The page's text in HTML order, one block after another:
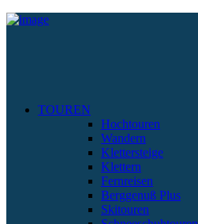
TOUREN
Hochtouren
Wandern
Klettersteige
Klettern
Fernreisen
Berggenuß Plus
Skitouren